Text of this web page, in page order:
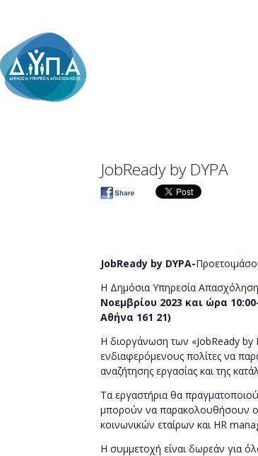
JobReady by DYPA
JobReady by DYPA-
Η Δημόσια Υπηρεσία
Νοεμβρίου 2023 και ώρα
Αθήνα 161 21)
H διοργάνωση των «JobReady
ενδιαφερόμενους πολίτες να
αναζήτησης εργασίας και της
Τα εργαστήρια θα
μπορούν να παρακολουθήσουν
κοινωνικών εταίρων και HR
Η συμμετοχή είναι δωρεάν για